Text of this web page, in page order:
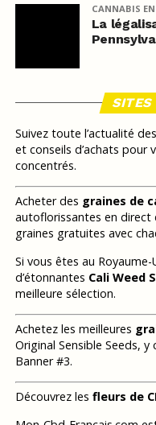
CANNABIS
La
SITES
Suivez toute l’actualité
et conseils d’achats pour
concentrés.
Acheter des graines de
autoflorissantes en direct
graines gratuites avec
Si vous êtes au
d’étonnantes Cali Weed
meilleure sélection.
Achetez les meilleures
Original Sensible Seeds,
Banner #3.
Découvrez les fleurs de